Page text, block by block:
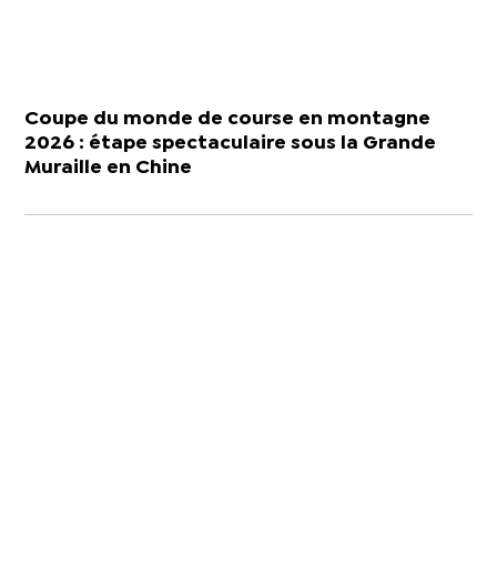
Coupe du monde de course en montagne
2026 : étape spectaculaire sous la Grande
Muraille en Chine